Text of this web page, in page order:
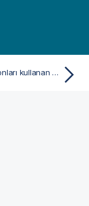
Set fonksiyonları kullanan set değiştiriciler